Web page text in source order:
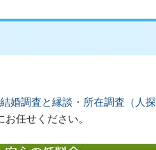
結婚調査と縁談 ・ 所在調査（人探
任せください。